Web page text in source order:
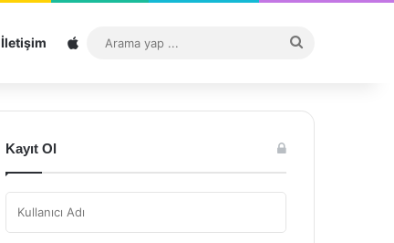
İletişim Sitemap
...
Kayıt Ol